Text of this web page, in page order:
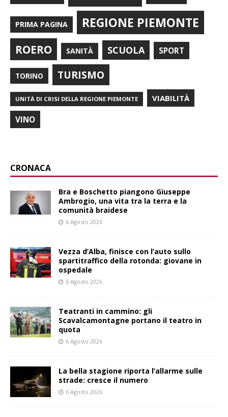
PRIMA PAGINA REGIONE PIEMONTE
ROERO SANITÀ SCUOLA SPORT
TORINO TURISMO
UNITÀ DI CRISI DELLA REGIONE PIEMONTE VIABILITÀ
VINO
CRONACA
Bra e Boschetto piangono Giuseppe
Ambrogio, una vita tra la terra e la
comunità braidese
6 Agosto 2026
Vezza d’Alba, finisce con l’auto sullo
spartitraffico della rotonda: giovane in
ospedale
6 Agosto 2026
Teatranti in cammino: gli
Scavalcamontagne portano il teatro in
quota
6 Agosto 2026
La bella stagione riporta l’allarme sulle
strade: cresce il numero
6 Agosto 2026